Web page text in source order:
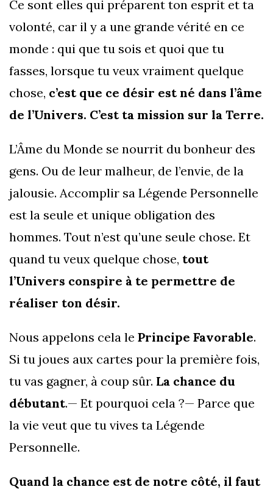
Ce sont elles qui préparent ton esprit et ta
volonté, car il y a une grande vérité en ce
monde : qui que tu sois et quoi que tu
fasses, lorsque tu veux vraiment quelque
chose, c’est que ce désir est né dans l’âme
de l’Univers. C’est ta mission sur la Terre.
L’Âme du Monde se nourrit du bonheur des
gens. Ou de leur malheur, de l’envie, de la
jalousie. Accomplir sa Légende Personnelle
est la seule et unique obligation des
hommes. Tout n’est qu’une seule chose. Et
quand tu veux quelque chose, tout
l’Univers conspire à te permettre de
réaliser ton désir.
Nous appelons cela le Principe Favorable.
Si tu joues aux cartes pour la première fois,
tu vas gagner, à coup sûr. La chance du
débutant.— Et pourquoi cela ?— Parce que
la vie veut que tu vives ta Légende
Personnelle.
Quand la chance est de notre côté, il faut